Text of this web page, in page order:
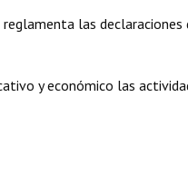
las declaraciones
y económico las